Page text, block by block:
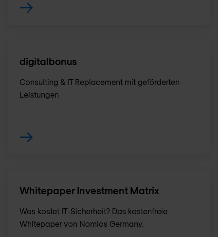
digitalbonus
Consulting & IT Replacement mit geförderten
Leistungen
Whitepaper Investment Matrix
Was kostet IT-Sicherheit? Das kostenfreie
Whitepaper von Nomios Germany.